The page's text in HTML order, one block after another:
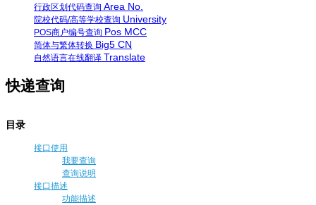
行政区划代码查询 Area No.
院校代码/高等学校查询 University
POS商户编号查询 Pos MCC
简体与繁体转换 Big5 CN
自然语言在线翻译 Translate
快递查询
目录
接口使用
我要查询
查询说明
接口描述
功能描述